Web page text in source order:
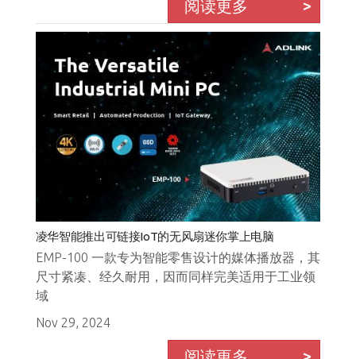
阅读更多
凌华智能推出可链接IoT的无风扇迷你掌上电脑
EMP-100 一款专为智能零售设计的媒体播放器，其
尺寸紧凑、经久耐用，因而同样完美适用于工业领
域
Nov 29, 2024